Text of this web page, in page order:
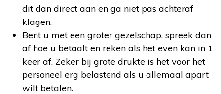
dit dan direct aan en ga niet pas achteraf
klagen.
Bent u met een groter gezelschap, spreek dan
af hoe u betaalt en reken als het even kan in 1
keer af. Zeker bij grote drukte is het voor het
personeel erg belastend als u allemaal apart
wilt betalen.